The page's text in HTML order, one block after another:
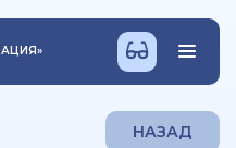
»
НАЗАД